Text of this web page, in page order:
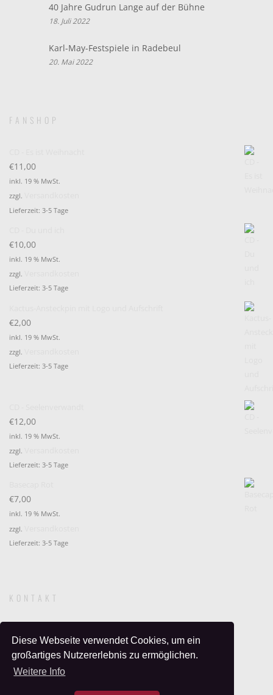
Diese Webseite verwendet Cookies, um ein
großartiges Nutzererlebnis zu ermöglichen.
Weitere Info
40 Jahre Gudrun Lange auf der Bühne
18. Juli 2022
Karl-May-Festspiele in Radebeul
20. Mai 2022
FANSHOP
€11,00
inkl. 19 % MwSt.
zzgl.
Lieferzeit: 3-5 Tage
€10,00
inkl. 19 % MwSt.
zzgl.
Lieferzeit: 3-5 Tage
€2,00
inkl. 19 % MwSt.
zzgl.
Lieferzeit: 3-5 Tage
€12,00
inkl. 19 % MwSt.
zzgl.
Lieferzeit: 3-5 Tage
€7,00
inkl. 19 % MwSt.
zzgl.
Lieferzeit: 3-5 Tage
KONTAKT
Telefon:037291 - 6340
Fax:
037291 - 389011